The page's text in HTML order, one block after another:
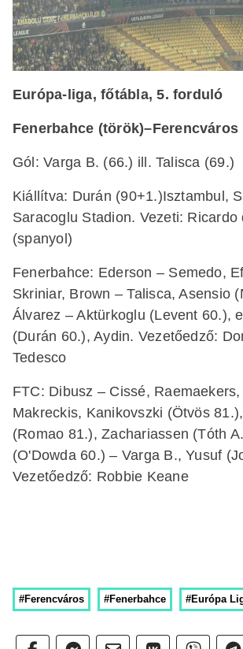
Európa-liga, főtábla, 5. forduló
Fenerbahce (török)–Ferencváros
Gól: Varga B. (66.) ill. Talisca (69.)
Kiállítva: Durán (90+1.)Isztambul,
Saracoglu Stadion. Vezeti: Ricardo
(spanyol)
Fenerbahce: Ederson – Semedo,
Skriniar, Brown – Talisca, Asensio
Álvarez – Aktürkoglu (Levent 60.),
(Durán 60.), Aydin. Vezetőedző:
Tedesco
FTC: Dibusz – Cissé,
Makreckis, Kanikovszki (Ötvös
(Romao 81.), Zachariassen (Tóth
(O'Dowda 60.) – Varga B., Yusuf
Vezetőedző: Robbie Keane
#Ferencváros #Fenerbahce #Európa